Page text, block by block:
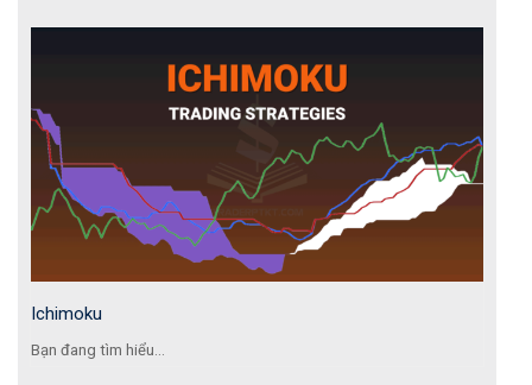
Ichimoku
Bạn đang tìm hiểu...